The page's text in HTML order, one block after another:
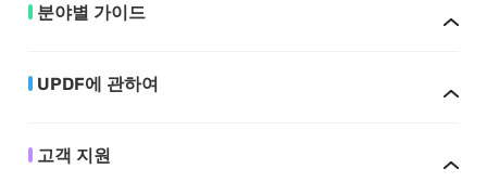
분야별 가이드
UPDF에 관하여
고객 지원